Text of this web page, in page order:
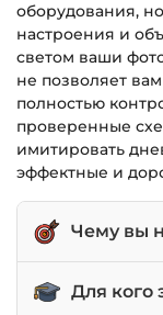
оборудования,
настроения и
светом ваши
не позволяет
полностью
проверенные
имитировать
эффектные и
Чему вы
Полностью
Для кого